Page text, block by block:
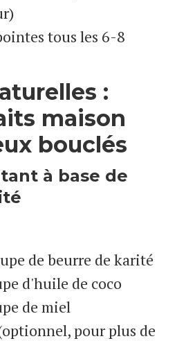
tous les 6-8
:
maison
bouclés
à base de
de beurre de karité
d'huile de coco
de miel
pour plus de